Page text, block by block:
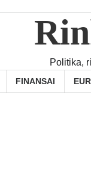
Politika,
FINANSAI